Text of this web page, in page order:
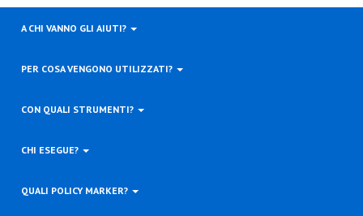
A CHI VANNO GLI AIUTI?
PER COSA VENGONO UTILIZZATI?
CON QUALI STRUMENTI?
CHI ESEGUE?
QUALI POLICY MARKER?